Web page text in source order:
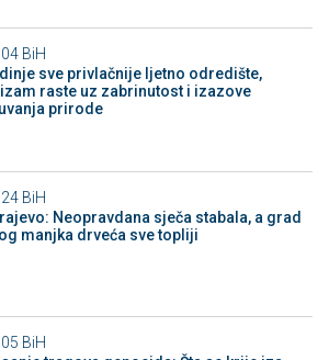
BiH
sve privlačnije ljetno odredište,
raste uz zabrinutost i izazove
prirode
BiH
Neopravdana sječa stabala, a grad
manjka drveća sve topliji
BiH